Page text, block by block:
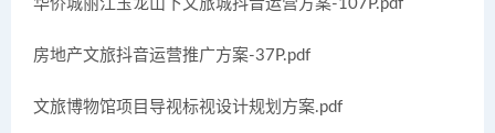
华侨城丽江玉龙山下文旅城抖音运营方案-107P.pdf
房地产文旅抖音运营推广方案-37P.pdf
文旅博物馆项目导视标视设计规划方案.pdf